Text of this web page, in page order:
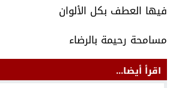
فيها العطف بكل الألوان
مسامحة رحيمة بالرضاء
اقرأ أيضا...